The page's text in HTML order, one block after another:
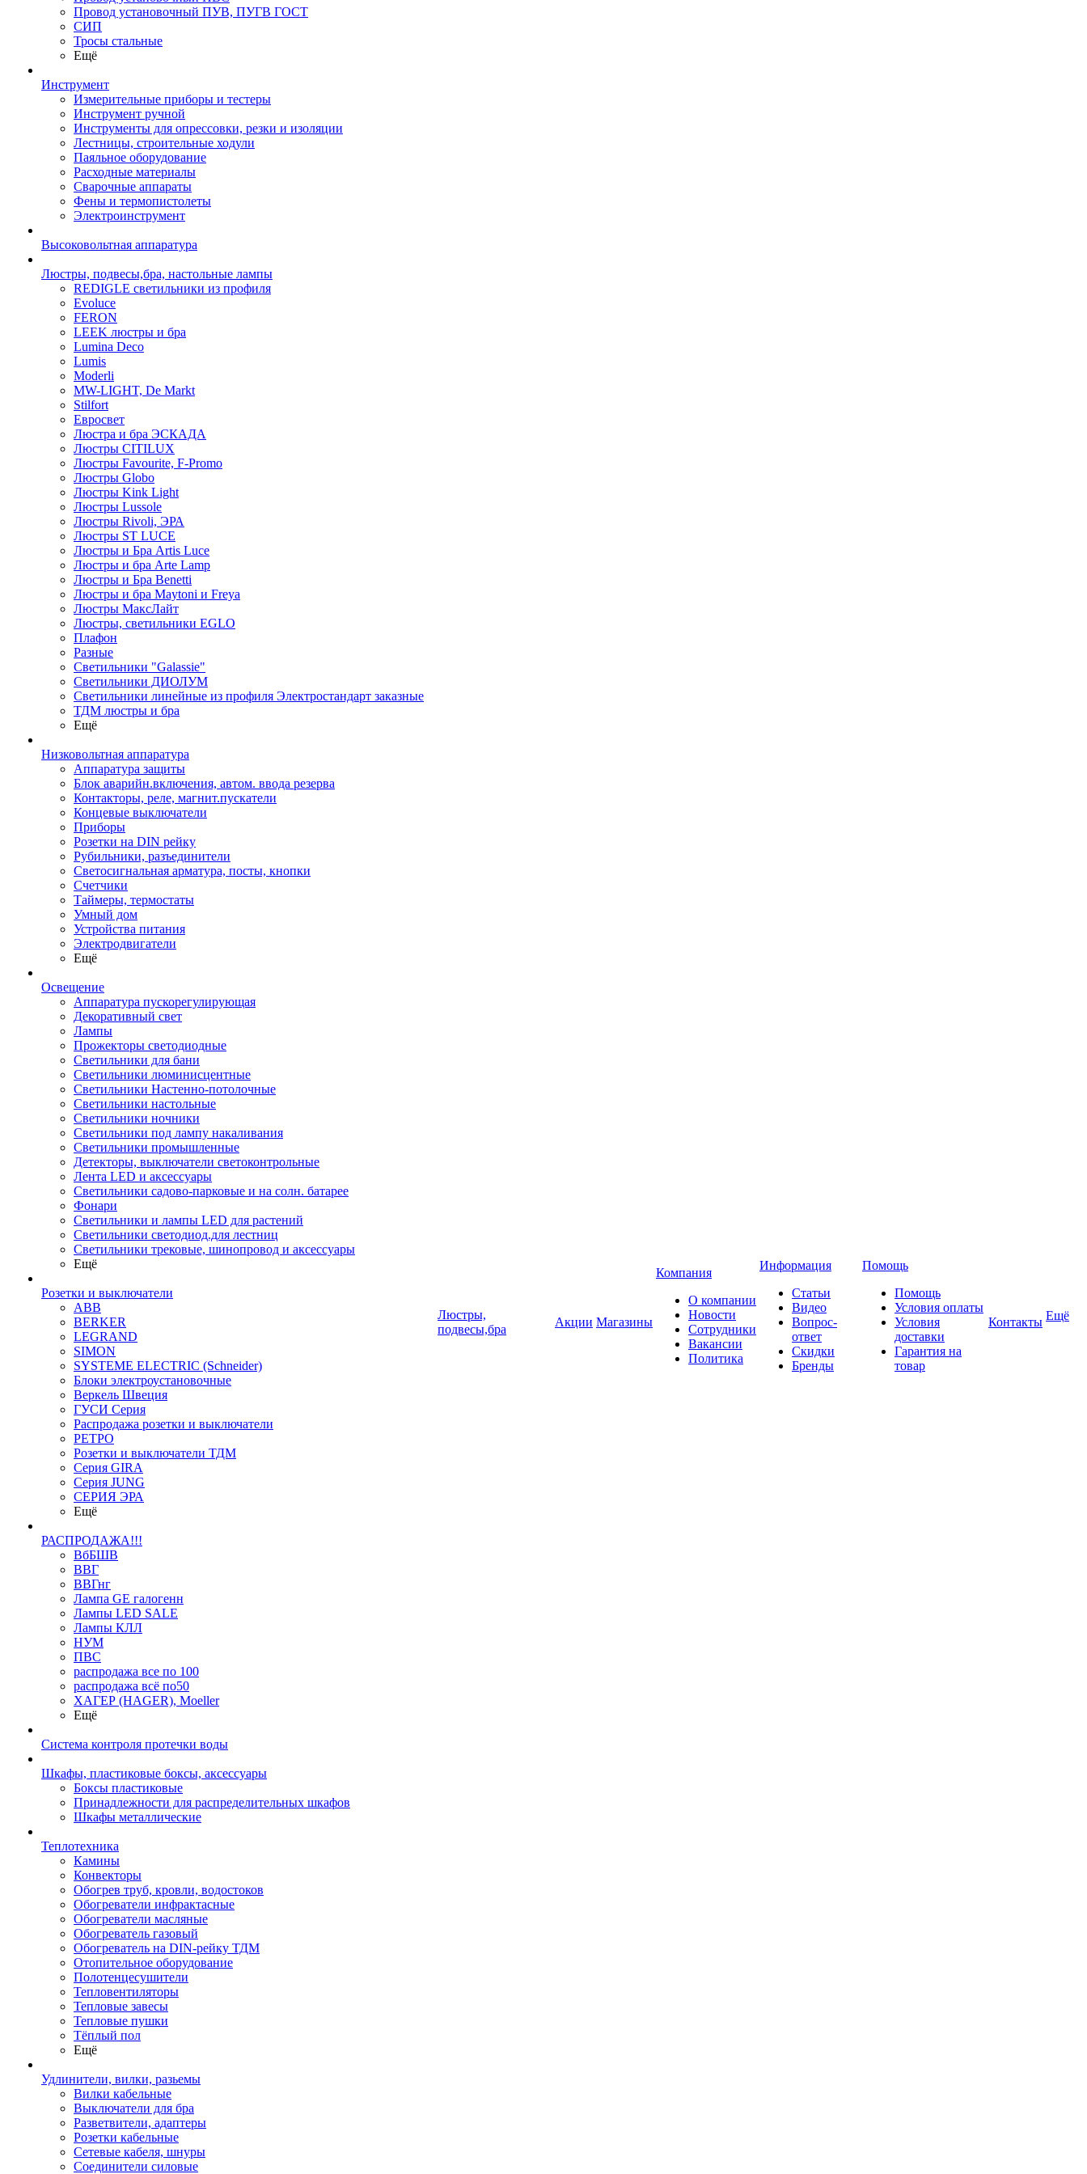
Провод установочный ПУВ, ПУГВ ГОСТ
СИП
Тросы стальные
Ещё
Инструмент
Измерительные приборы и тестеры
Инструмент ручной
Инструменты для опрессовки, резки и изоляции
Лестницы, строительные ходули
Паяльное оборудование
Расходные материалы
Сварочные аппараты
Фены и термопистолеты
Электроинструмент
Высоковольтная аппаратура
Люстры, подвесы,бра, настольные лампы
REDIGLE светильники из профиля
Evoluce
FERON
LEEK люстры и бра
Lumina Deco
Lumis
Moderli
MW-LIGHT, De Markt
Stilfort
Евросвет
Люстра и бра ЭСКАДА
Люстры CITILUX
Люстры Favourite, F-Promo
Люстры Globo
Люстры Kink Light
Люстры Lussole
Люстры Rivoli, ЭРА
Люстры ST LUCE
Люстры и Бра Artis Luce
Люстры и бра Arte Lamp
Люстры и Бра Benetti
Люстры и бра Maytoni и Freya
Люстры МаксЛайт
Люстры, светильники EGLO
Плафон
Разные
Светильники "Galassie"
Светильники ДИОЛУМ
Светильники линейные из профиля Электростандарт заказные
ТДМ люстры и бра
Ещё
Низковольтная аппаратура
Аппаратура защиты
Блок аварийн.включения, автом. ввода резерва
Контакторы, реле, магнит.пускатели
Концевые выключатели
Приборы
Розетки на DIN рейку
Рубильники, разъединители
Светосигнальная арматура, посты, кнопки
Счетчики
Таймеры, термостаты
Умный дом
Устройства питания
Электродвигатели
Ещё
Освещение
Аппаратура пускорегулирующая
Декоративный свет
Лампы
Прожекторы светодиодные
Светильники для бани
Светильники люминисцентные
Светильники Настенно-потолочные
Светильники настольные
Светильники ночники
Светильники под лампу накаливания
Светильники промышленные
Детекторы, выключатели светоконтрольные
Лента LED и аксессуары
Светильники садово-парковые и на солн. батарее
Фонари
Светильники и лампы LED для растений
Светильники светодиод.для лестниц
Светильники трековые, шинопровод и аксессуары
Ещё
Розетки и выключатели
ABB
BERKER
LEGRAND
SIMON
SYSTEME ELECTRIC (Schneider)
Блоки электроустановочные
Веркель Швеция
ГУСИ Серия
Распродажа розетки и выключатели
РЕТРО
Розетки и выключатели ТДМ
Серия GIRA
Серия JUNG
СЕРИЯ ЭРА
Ещё
РАСПРОДАЖА!!!
ВбБШВ
ВВГ
ВВГнг
Лампа GE галогенн
Лампы LED SALE
Лампы КЛЛ
НУМ
ПВС
распродажа все по 100
распродажа всё по50
ХАГЕР (HAGER), Moeller
Ещё
Система контроля протечки воды
Шкафы, пластиковые боксы, аксессуары
Боксы пластиковые
Принадлежности для распределительных шкафов
Шкафы металлические
Теплотехника
Камины
Конвекторы
Обогрев труб, кровли, водостоков
Обогреватели инфрактасные
Обогреватели масляные
Обогреватель газовый
Обогреватель на DIN-рейку ТДМ
Отопительное оборудование
Полотенцесушители
Тепловентиляторы
Тепловые завесы
Тепловые пушки
Тёплый пол
Ещё
Удлинители, вилки, разьемы
Вилки кабельные
Выключатели для бра
Разветвители, адаптеры
Розетки кабельные
Сетевые кабеля, шнуры
Соединители силовые
Люстры,
подвесы,бра
Акции Магазины
Компания
О компании
Новости
Сотрудники
Вакансии
Политика
Информация
Статьи
Видео
Вопрос-
ответ
Скидки
Бренды
Помощь
Помощь
Условия оплаты
Условия
доставки
Гарантия на
товар
Контакты Ещё